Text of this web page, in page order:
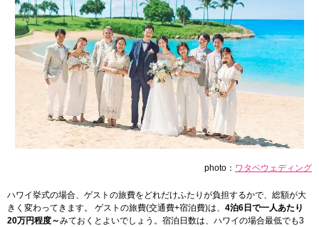
photo： ワタベウェディング
ハワイ挙式の場合、ゲストの旅費をどれだけふたりが負担するかで、総額が大
きく変わってきます。 ゲストの旅費(交通費+宿泊費)は、 4泊6日で一人あたり
20万円程度～みておくとよいでしょう。宿泊日数は、ハワイの場合最低でも3